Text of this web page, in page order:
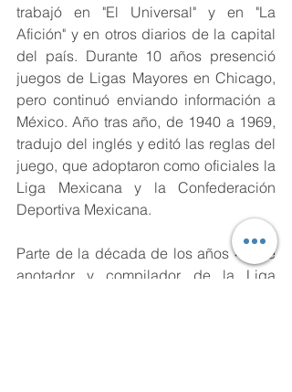
trabajó en "El Universal" y en "La
Afición" y en otros diarios de la capital
del país. Durante 10 años presenció
juegos de Ligas Mayores en Chicago,
pero continuó enviando información a
México. Año tras año, de 1940 a 1969,
tradujo del inglés y editó las reglas del
juego, que adoptaron como oficiales la
Liga Mexicana y la Confederación
Deportiva Mexicana.
Parte de la década de los años 40 fue
anotador y compilador de la Liga